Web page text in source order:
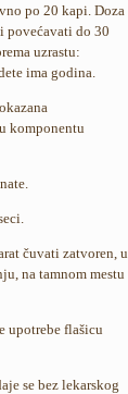
po 20 kapi. Doza
povećavati do 30
uzrastu:
ima godina.
komponentu
čuvati zatvoren, u
na tamnom mestu
upotrebe flašicu
se bez lekarskog